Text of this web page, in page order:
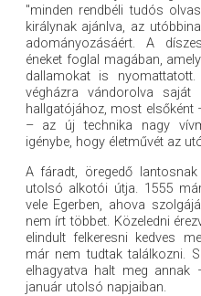
"minden rendbéli tudós
királynak ajánlva, az
adományozásáért. A
éneket foglal magában,
dallamokat is nyomattatott.
végházra vándorolva
hallgatójához, most elsőként
– az új technika nagy
igénybe, hogy életművét az
A fáradt, öregedő
utolsó alkotói útja. 1555
vele Egerben, ahova
nem írt többet. Közeledni
elindult felkeresni kedves
már nem tudtak találkozni.
elhagyatva halt meg annak
január utolsó napjaiban.